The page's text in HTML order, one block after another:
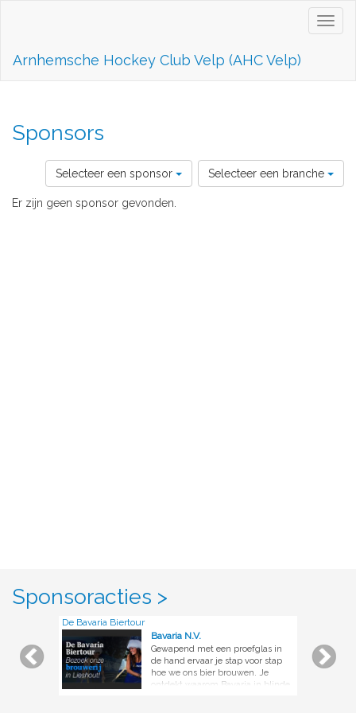
Arnhemsche Hockey Club Velp (AHC Velp)
Sponsors
Selecteer een sponsor Selecteer een branche
Er zijn geen sponsor gevonden.
Sponsoracties >
De Bavaria Biertour
Bavaria N.V.
Gewapend met een proefglas in
de hand ervaar je stap voor stap
hoe we ons bier brouwen. Je
ontdekt waarom Bavaria in blinde